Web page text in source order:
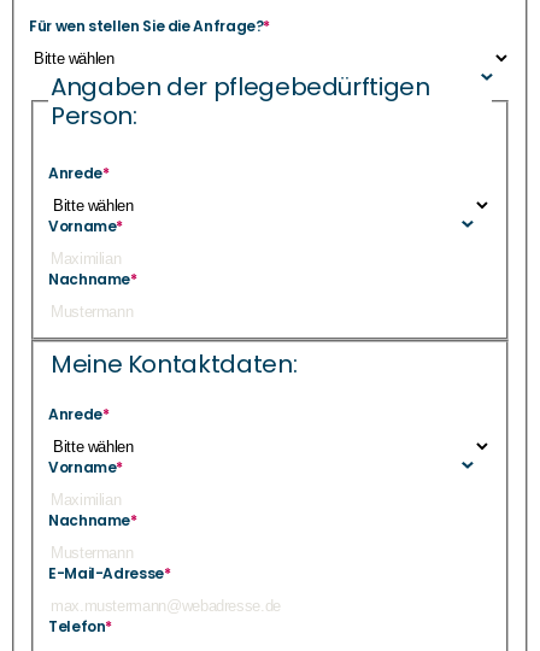
Für wen stellen Sie die Anfrage?*
Angaben der pflegebedürftigen
Person:
Anrede*
Vorname*
Nachname*
Meine Kontaktdaten:
Anrede*
Vorname*
Nachname*
E-Mail-Adresse*
Telefon*